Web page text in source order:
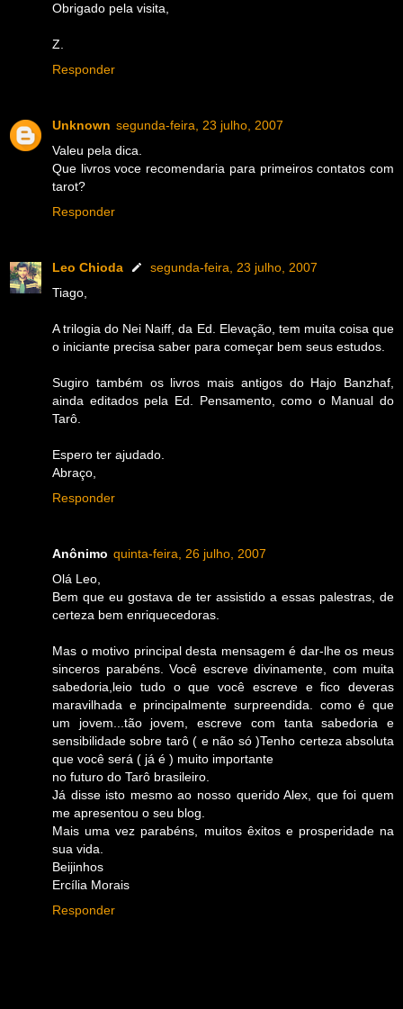
Obrigado pela visita,
Z.
Responder
Unknown segunda-feira, 23 julho, 2007
Valeu pela dica.
Que livros voce recomendaria para primeiros contatos com
tarot?
Responder
Leo Chioda
segunda-feira, 23 julho, 2007
Tiago,
A trilogia do Nei Naiff, da Ed. Elevação, tem muita coisa que
o iniciante precisa saber para começar bem seus estudos.
Sugiro também os livros mais antigos do Hajo Banzhaf,
ainda editados pela Ed. Pensamento, como o Manual do
Tarô.
Espero ter ajudado.
Abraço,
Responder
Anônimo quinta-feira, 26 julho, 2007
Olá Leo,
Bem que eu gostava de ter assistido a essas palestras, de
certeza bem enriquecedoras.
Mas o motivo principal desta mensagem é dar-lhe os meus
sinceros parabéns. Você escreve divinamente, com muita
sabedoria,leio tudo o que você escreve e fico deveras
maravilhada e principalmente surpreendida. como é que
um jovem...tão jovem, escreve com tanta sabedoria e
sensibilidade sobre tarô ( e não só )Tenho certeza absoluta
que você será ( já é ) muito importante
no futuro do Tarô brasileiro.
Já disse isto mesmo ao nosso querido Alex, que foi quem
me apresentou o seu blog.
Mais uma vez parabéns, muitos êxitos e prosperidade na
sua vida.
Beijinhos
Ercília Morais
Responder